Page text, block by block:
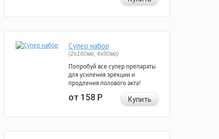
Супер набор
(2х160мг, 4х80мг)
Попробуй все супер препараты
для усиления эрекции и
продления полового акта!
от 158Р Купить